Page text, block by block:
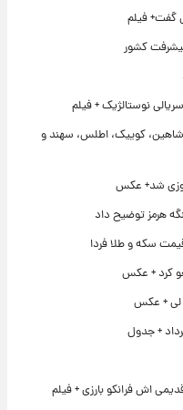
گفت+ فیلم
کشور
نوستالژیک + فیلم
شاهین، کوییک، اطلس، سهند و
شد+ عکس
هرمز توضیح داد
سکه و طلا فردا
کرد + عکس
لی + عکس
اش فرانکو بارزی + فیلم